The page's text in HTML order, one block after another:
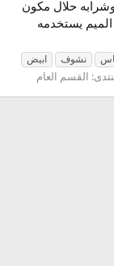
حلال مكون
الميم يستخدمه
نشوف
ابيض
القسم العام